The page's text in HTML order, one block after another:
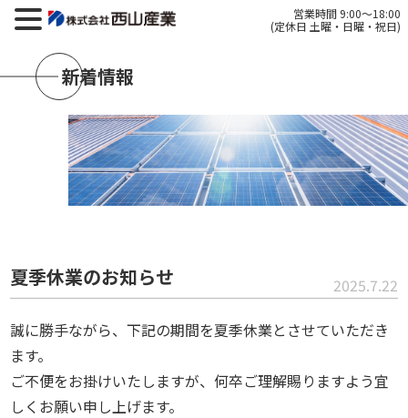
営業時間 9:00～18:00
(定休日 土曜・日曜・祝日)
新着情報
夏季休業のお知らせ 2025.7.22
誠に勝手ながら、下記の期間を夏季休業とさせていただき
ます。
ご不便をお掛けいたしますが、何卒ご理解賜りますよう宜
しくお願い申し上げます。